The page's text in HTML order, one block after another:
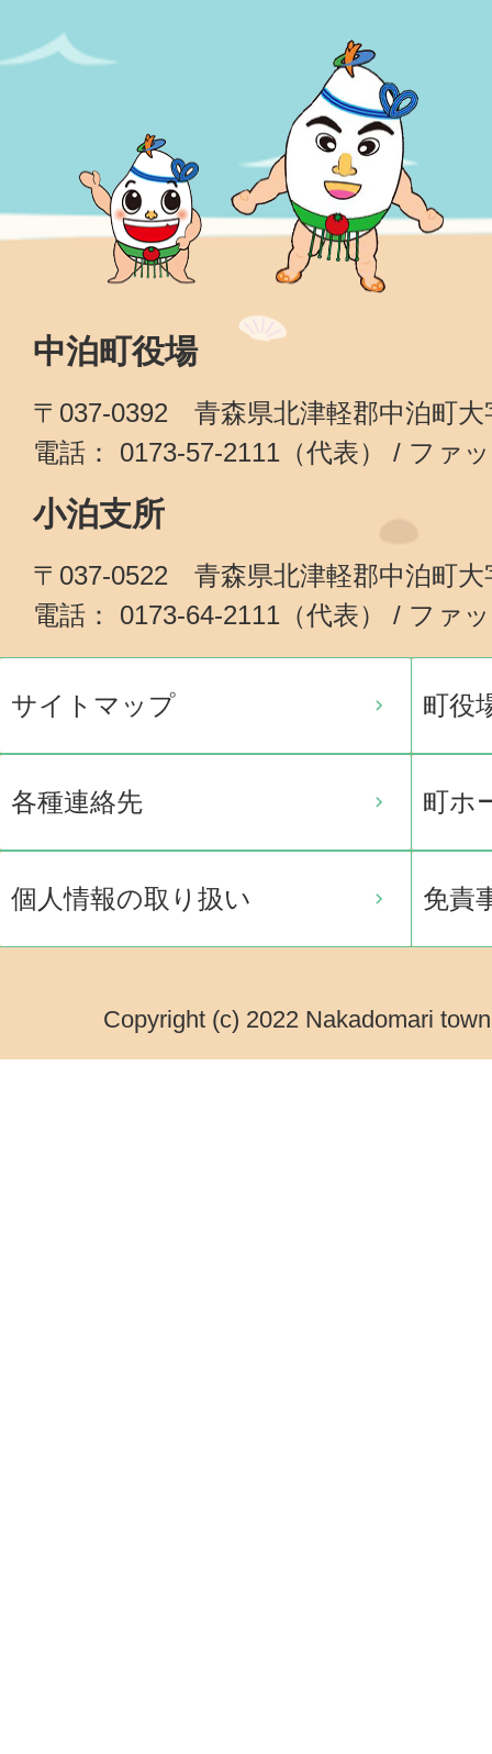
中泊町役場
〒037-0392 青森県北津軽郡中泊町大
電話： 0173-57-2111（代表） / ファ
小泊支所
〒037-0522 青森県北津軽郡中泊町大
電話： 0173-64-2111（代表） / ファ
サイトマップ 町役
各種連絡先 町ホ
個人情報の取り扱い 免責
Copyright (c) 2022 Nakadomari